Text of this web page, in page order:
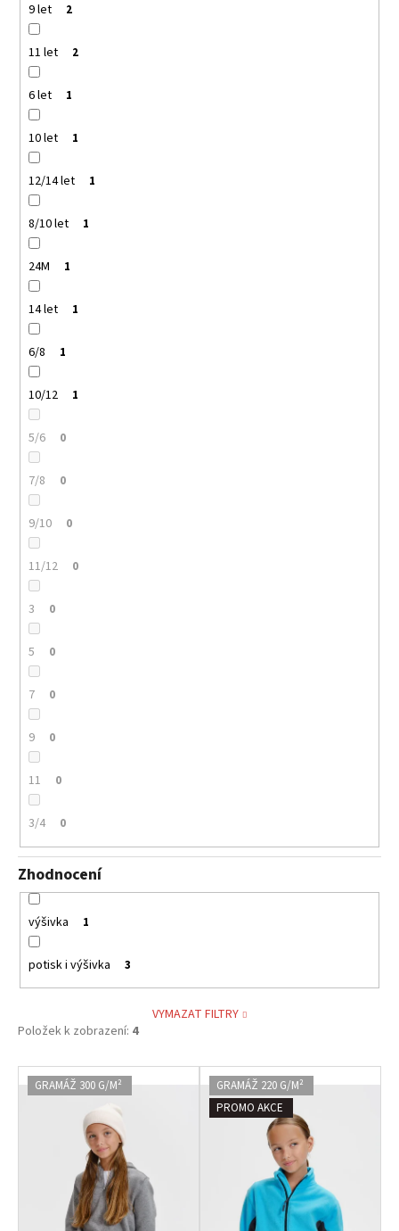
9 let 2
11 let 2
6 let 1
10 let 1
12/14 let 1
8/10 let 1
24M 1
14 let 1
6/8 1
10/12 1
5/6 0
7/8 0
9/10 0
11/12 0
3 0
5 0
7 0
9 0
11 0
3/4 0
Zhodnocení
výšivka 1
potisk i výšivka 3
VYMAZAT FILTRY
Položek k zobrazení: 4
V
ý GRAMÁŽ 300 G/M²
GRAMÁŽ 220 G/M²
PROMO AKCE